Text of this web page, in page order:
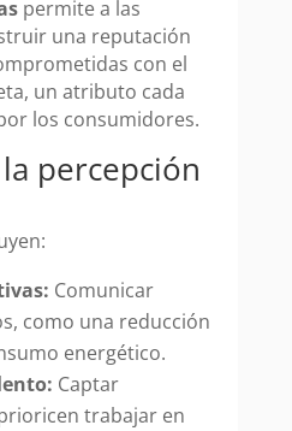
permite a las
una reputación
con el
un atributo cada
los consumidores.
percepción
Comunicar
como una reducción
energético.
Captar
trabajar en